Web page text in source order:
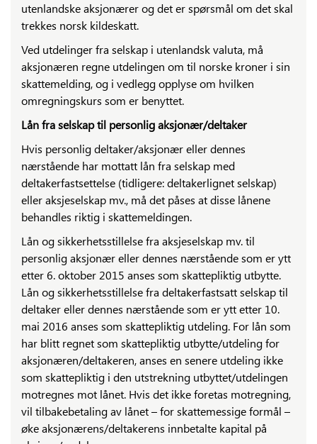
utenlandske aksjonærer og det er spørsmål om det skal
trekkes norsk kildeskatt.
Ved utdelinger fra selskap i utenlandsk valuta, må
aksjonæren regne utdelingen om til norske kroner i sin
skattemelding, og i vedlegg opplyse om hvilken
omregningskurs som er benyttet.
Lån fra selskap til personlig aksjonær/deltaker
Hvis personlig deltaker/aksjonær eller dennes
nærstående har mottatt lån fra selskap med
deltakerfastsettelse (tidligere: deltakerlignet selskap)
eller aksjeselskap mv., må det påses at disse lånene
behandles riktig i skattemeldingen.
Lån og sikkerhetsstillelse fra aksjeselskap mv. til
personlig aksjonær eller dennes nærstående som er ytt
etter 6. oktober 2015 anses som skattepliktig utbytte.
Lån og sikkerhetsstillelse fra deltakerfastsatt selskap til
deltaker eller dennes nærstående som er ytt etter 10.
mai 2016 anses som skattepliktig utdeling. For lån som
har blitt regnet som skattepliktig utbytte/utdeling for
aksjonæren/deltakeren, anses en senere utdeling ikke
som skattepliktig i den utstrekning utbyttet/utdelingen
motregnes mot lånet. Hvis det ikke foretas motregning,
vil tilbakebetaling av lånet – for skattemessige formål –
øke aksjonærens/deltakerens innbetalte kapital på